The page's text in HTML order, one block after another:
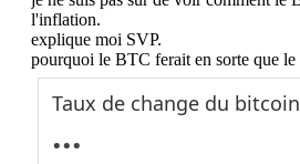
Taux de change du bitcoin
...